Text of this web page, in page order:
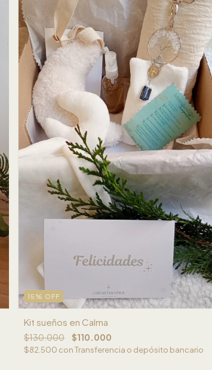
15 % OFF
Kit sueños en Calma
$130.000 $110.000
$82.500 con Transferencia o depósito bancario